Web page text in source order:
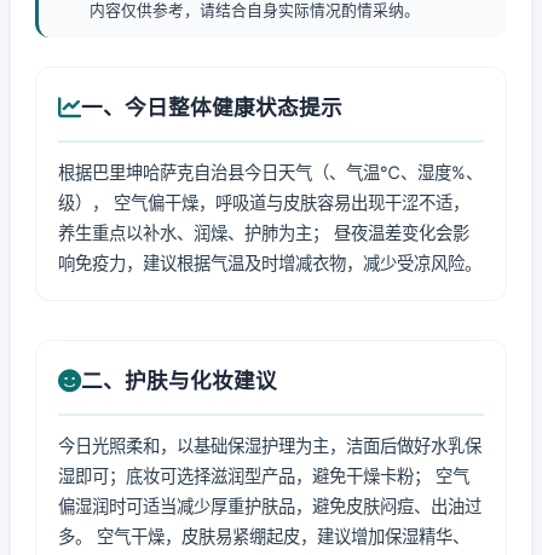
内容仅供参考，请结合自身实际情况酌情采纳。
一、今日整体健康状态提示
根据巴里坤哈萨克自治县今日天气（、气温℃、湿度%、
级）， 空气偏干燥，呼吸道与皮肤容易出现干涩不适，
养生重点以补水、润燥、护肺为主； 昼夜温差变化会影
响免疫力，建议根据气温及时增减衣物，减少受凉风险。
二、护肤与化妆建议
今日光照柔和，以基础保湿护理为主，洁面后做好水乳保
湿即可；底妆可选择滋润型产品，避免干燥卡粉； 空气
偏湿润时可适当减少厚重护肤品，避免皮肤闷痘、出油过
多。 空气干燥，皮肤易紧绷起皮，建议增加保湿精华、